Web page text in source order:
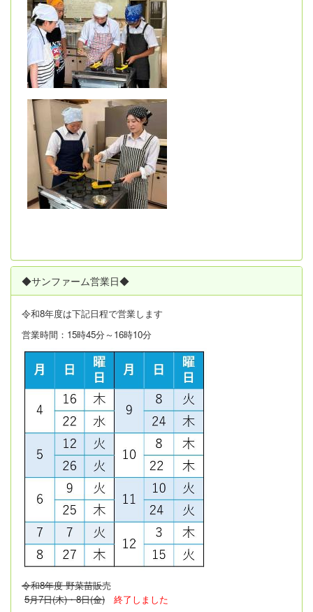
◆サンファーム営業日◆
令和8年度は下記日程で営業します
営業時間：15時45分～16時10分
令和8年度 野菜苗販売
5月7日(木)・8日(金)
終了しました